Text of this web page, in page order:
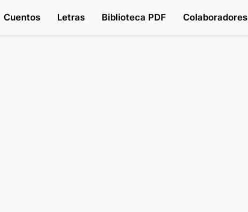
Cuentos Letras Biblioteca PDF Colaboradores